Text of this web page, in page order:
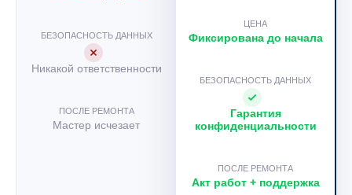
заменить матрицу, рекомендуется в сервисном центре у
квалифицированных мастеров.
БЕЗОПАСНОСТЬ ДАННЫХ
Никакой ответственности
ПОСЛЕ РЕМОНТА
Мастер исчезает
ЦЕНА
Фиксирована до начала
БЕЗОПАСНОСТЬ ДАННЫХ
Гарантия
конфиденциальности
ПОСЛЕ РЕМОНТА
Акт работ + поддержка